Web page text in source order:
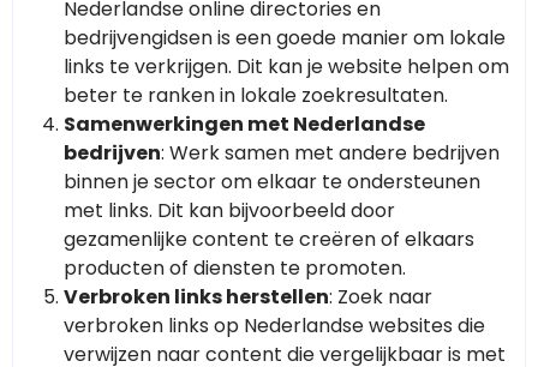
Nederlandse online directories en
bedrijvengidsen is een goede manier om lokale
links te verkrijgen. Dit kan je website helpen om
beter te ranken in lokale zoekresultaten.
Samenwerkingen met Nederlandse
bedrijven: Werk samen met andere bedrijven
binnen je sector om elkaar te ondersteunen
met links. Dit kan bijvoorbeeld door
gezamenlijke content te creëren of elkaars
producten of diensten te promoten.
Verbroken links herstellen: Zoek naar
verbroken links op Nederlandse websites die
verwijzen naar content die vergelijkbaar is met